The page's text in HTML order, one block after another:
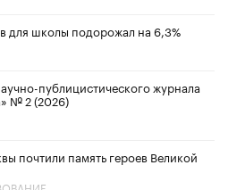
для школы подорожал на 6,3%
публицистического журнала
№ 2 (2026)
почтили память героев Великой